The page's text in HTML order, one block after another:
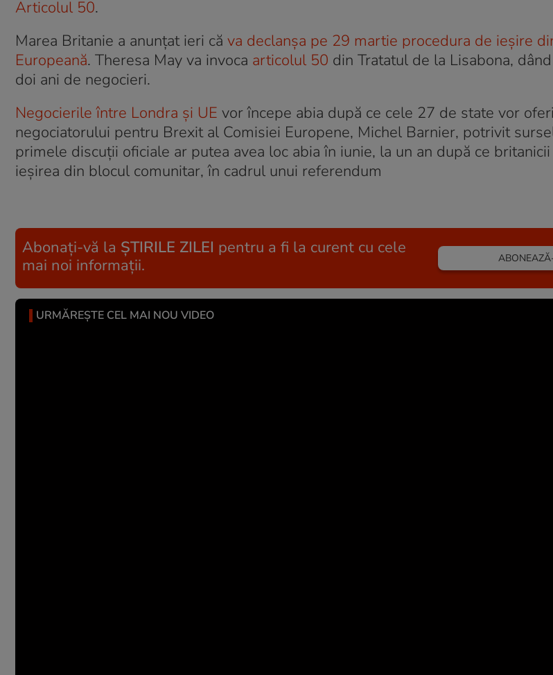
Articolul 50.
Marea Britanie a anunțat ieri că va declanșa pe 29 martie procedura de ieșire
Europeană. Theresa May va invoca articolul 50 din Tratatul de la Lisabona,
doi ani de negocieri.
Negocierile între Londra și UE vor începe abia după ce cele 27 de state vor
negociatorului pentru Brexit al Comisiei Europene, Michel Barnier, potrivit
primele discuţii oficiale ar putea avea loc abia în iunie, la un an după ce
ieșirea din blocul comunitar, în cadrul unui referendum
Abonați-vă la ȘTIRILE ZILEI pentru a fi la curent cu cele
mai noi informații.
URMĂREȘTE CEL MAI NOU VIDEO